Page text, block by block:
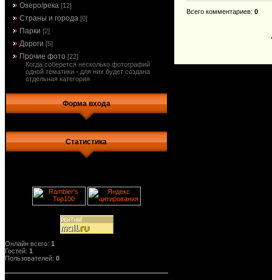
Озеро/река [12]
Страны и города [0]
Парки [2]
Дороги [5]
Прочие фото [22]
Когда соберется несколько фотографий
одной тематики - для них будет создана
отдельная категория
Форма входа
Статистика
Онлайн всего: 1
Гостей: 1
Пользователей: 0
Всего комментариев: 0